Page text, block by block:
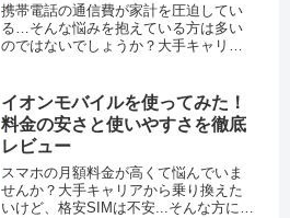
携帯電話の通信費が家計を圧迫してい
る…そんな悩みを抱えている方は多い
のではないでしょうか？大手キャリア
てみました。結果、月々の通信費が半
額以下になり、その使い勝手の...
イオンモバイルを使ってみた！
料金の安さと使いやすさを徹底
レビュー
スマホの月額料金が高くて悩んでいま
せんか？大手キャリアから乗り換えた
いけど、格安SIMは不安...そんな方に朗